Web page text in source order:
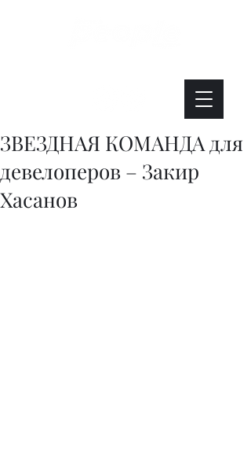
ЗВЕЗДНАЯ КОМАНДА для
девелоперов – Закир
Хасанов